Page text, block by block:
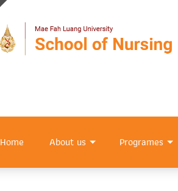
Home About us Programes